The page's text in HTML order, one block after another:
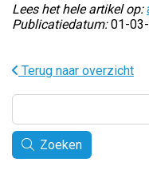
Lees het hele artikel op:
Publicatiedatum:01-
Terug naar overzicht
Zoeken